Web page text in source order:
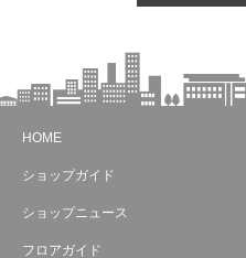
HOME
ショップガイド
ショップニュース
フロアガイド